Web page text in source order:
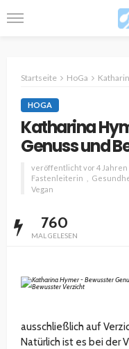
Startseite HoGa Katharina
HOGA
Katharina
Genuss und
veröffentlicht vor 4 Jahren
Fastenleiterin
Vegan
760
MAL GELESEN
ausschließlich auf
Natürlich ist es bei der